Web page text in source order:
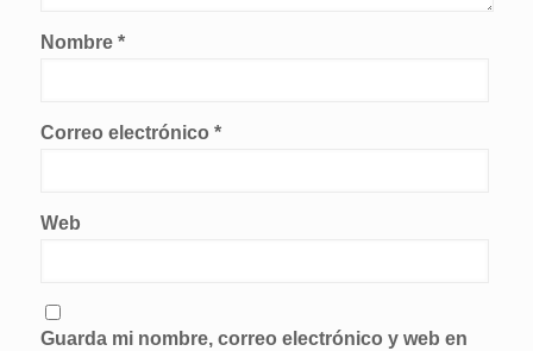
Nombre *
Correo electrónico *
Web
Guarda mi nombre, correo electrónico y web en